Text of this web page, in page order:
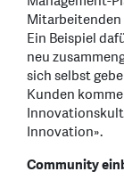
Mitarbeitenden
Ein Beispiel
neu
sich selbst
Kunden
Innovation».
Community